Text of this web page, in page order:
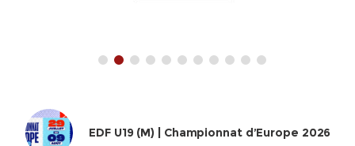
EDF U19 (M) | Championnat d’Europe 2026